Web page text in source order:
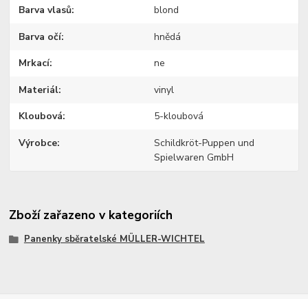
Barva vlasů blond
Barva očí hnědá
Mrkací ne
Materiál vinyl
Kloubová 5-kloubová
Výrobce
Schildkröt-Puppen und
Spielwaren GmbH
Zboží zařazeno v kategoriích
Panenky sběratelské MÜLLER-WICHTEL